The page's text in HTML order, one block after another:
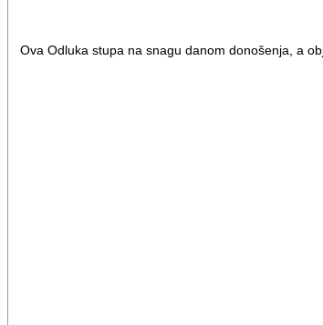
Ova Odluka stupa na snagu danom donošenja, a